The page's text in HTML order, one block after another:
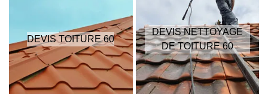
DEVIS TOITURE 60
DEVIS NETTOYAGE
DE TOITURE 60